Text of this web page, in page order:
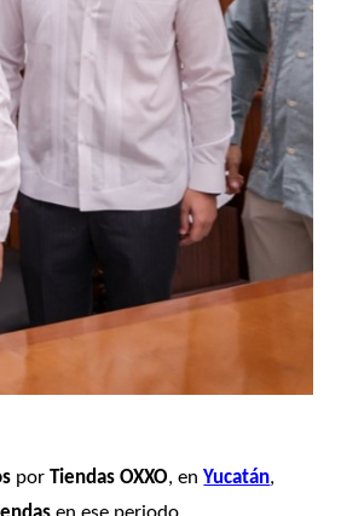
por Tiendas OXXO, en Yucatán,